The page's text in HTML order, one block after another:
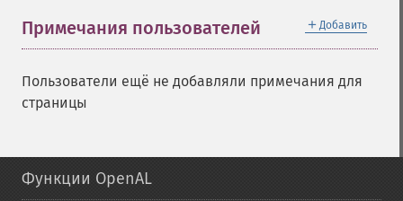
＋ Добавить
Примечания пользователей
Пользователи ещё не добавляли примечания для
страницы
Функции OpenAL